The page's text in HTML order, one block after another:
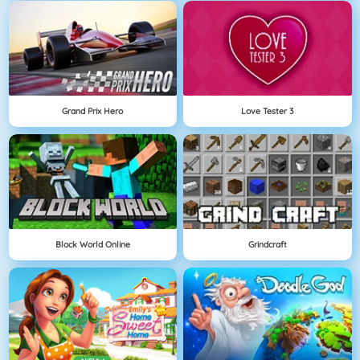
Grand Prix Hero Love Tester 3
Block World Online Grindcraft